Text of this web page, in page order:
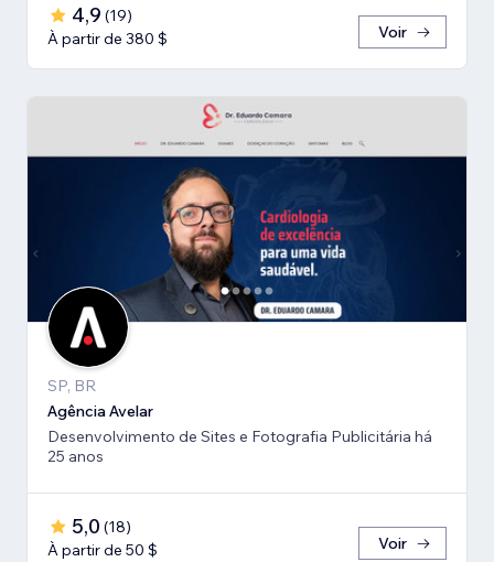
4,9 (19)
À partir de 380 $
Voir
SP, BR
Agência Avelar
Desenvolvimento de Sites e Fotografia Publicitária há
25 anos
5,0 (18)
À partir de 50 $
Voir